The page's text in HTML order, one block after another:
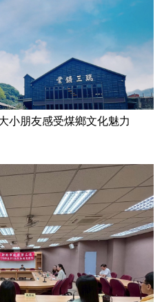
朋友感受煤鄉文化魅力